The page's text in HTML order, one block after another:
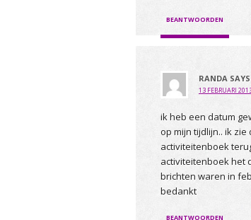
BEANTWOORDEN
RANDA SAYS
13 FEBRUARI
ik heb een datum
op mijn tijdlijn.. ik
activiteitenboek
activiteitenboek het
brichten waren in
bedankt
BEANTWOORDEN